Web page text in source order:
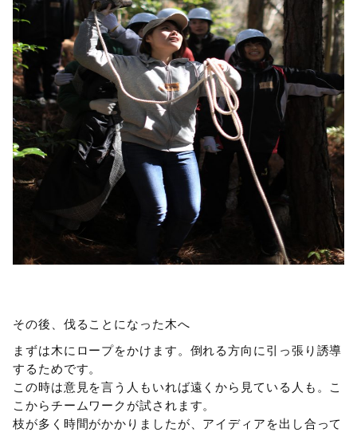
その後、伐ることになった木へ
まずは木にロープをかけます。倒れる方向に引っ張り誘導
するためです。
この時は意見を言う人もいれば遠くから見ている人も。こ
こからチームワークが試されます。
枝が多く時間がかかりましたが、アイディアを出し合って